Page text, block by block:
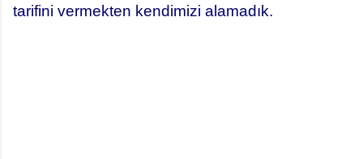
tarifini vermekten kendimizi alamadık.